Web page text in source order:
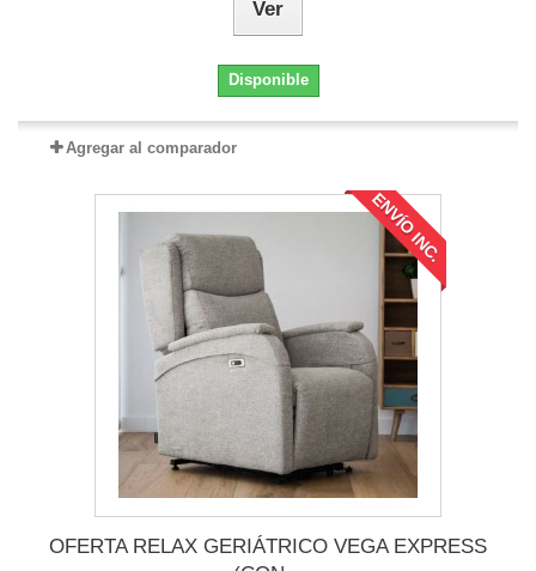
Ver
Disponible
Agregar al comparador
ENVÍO INC.
OFERTA RELAX GERIÁTRICO VEGA EXPRESS